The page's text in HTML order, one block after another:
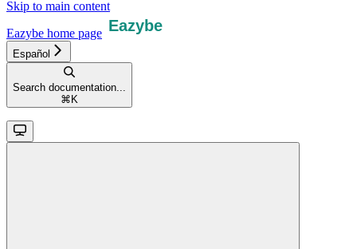
Skip to main content
Eazybe home page
Español
Search documentation...
⌘ K